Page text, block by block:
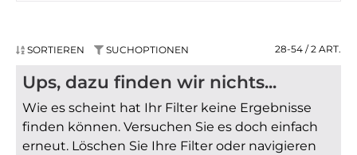
SORTIEREN SUCHOPTIONEN 28-54 / 2 ART.
Ups, dazu finden wir nichts...
Wie es scheint hat Ihr Filter keine Ergebnisse
finden können. Versuchen Sie es doch einfach
erneut. Löschen Sie Ihre Filter oder navigieren